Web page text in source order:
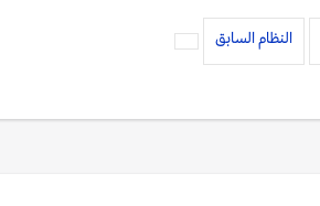
النظام السابق